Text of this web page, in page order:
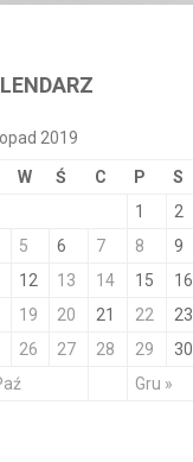
2019
W Ś C P S
Gru »
1 2
5 6 7 8 9
12 13 14 15 16
19 20 21 22 23
26 27 28 29 30